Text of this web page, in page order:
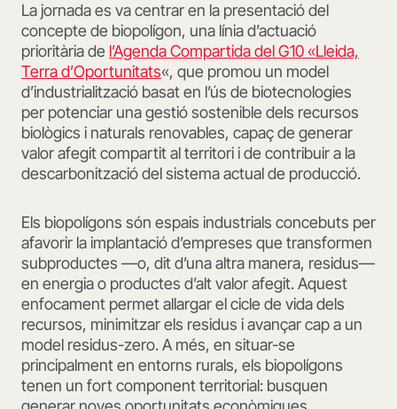
La jornada es va centrar en la presentació del
concepte de biopolígon, una línia d’actuació
prioritària de l’Agenda Compartida del G10 «Lleida,
Terra d’Oportunitats«, que promou un model
d’industrialització basat en l’ús de biotecnologies
per potenciar una gestió sostenible dels recursos
biològics i naturals renovables, capaç de generar
valor afegit compartit al territori i de contribuir a la
descarbonització del sistema actual de producció.
Els biopolígons són espais industrials concebuts per
afavorir la implantació d’empreses que transformen
subproductes —o, dit d’una altra manera, residus—
en energia o productes d’alt valor afegit. Aquest
enfocament permet allargar el cicle de vida dels
recursos, minimitzar els residus i avançar cap a un
model residus-zero. A més, en situar-se
principalment en entorns rurals, els biopolígons
tenen un fort component territorial: busquen